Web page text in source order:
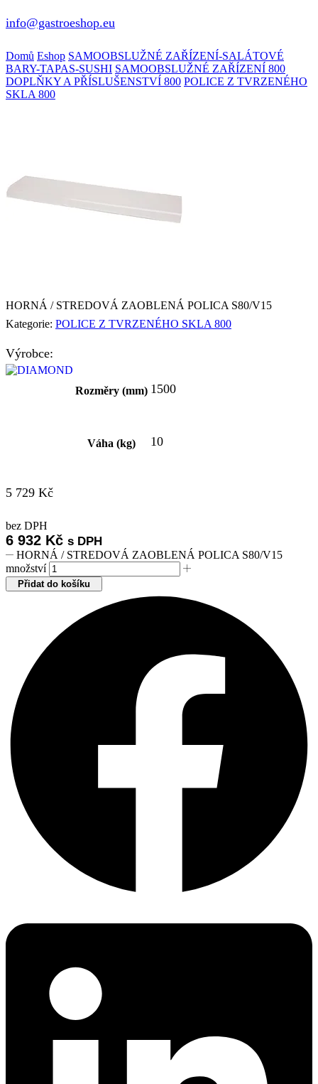
info@gastroeshop.eu
Domů Eshop SAMOOBSLUŽNÉ ZAŘÍZENÍ-SALÁTOVÉ
BARY-TAPAS-SUSHI SAMOOBSLUŽNÉ ZAŘÍZENÍ 800
DOPLŇKY A PŘÍSLUŠENSTVÍ 800 POLICE Z TVRZENÉHO
SKLA 800
HORNÁ / STREDOVÁ ZAOBLENÁ POLICA S80/V15
Kategorie: POLICE Z TVRZENÉHO SKLA 800
Výrobce:
Rozměry (mm) 1500
Váha (kg) 10
5 729 Kč
bez DPH
6 932 Kč s DPH
HORNÁ / STREDOVÁ ZAOBLENÁ POLICA S80/V15
množství
Přidat do košíku